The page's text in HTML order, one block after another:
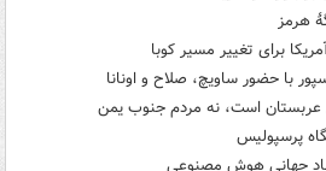
هرمز
برای تغییر مسیر کوبا
با حضور ساویچ، صلاح و اونانا
عربستان است، نه مردم جنوب یمن
پرسپولیس
جهانی هوش مصنوعی